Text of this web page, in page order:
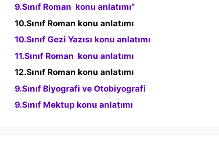
9.Sınıf Roman konu anlatımı”
10.Sınıf Roman konu anlatımı
10.Sınıf Gezi Yazısı konu anlatımı
11.Sınıf Roman konu anlatımı
12.Sınıf Roman konu anlatımı
9.Sınıf Biyografi ve Otobiyografi
9.Sınıf Mektup konu anlatımı